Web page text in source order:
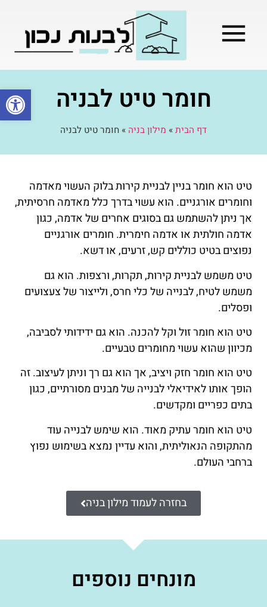
פתח חומר טיט לבניה
דף הבית» מילון בניה » חומר טיט לבניה
טיט הוא חומר בניין לבניית קירות בלוק העשוי מאדמה
וחומרים אורגניים. הוא עשוי בדרך כלל מאדמה חרסיתית,
אך ניתן להשתמש גם בסוגים אחרים של אדמה, כגון
אדמה חולתית או אדמה חימרית. חומרים אורגניים
נפוצים בטיט כוללים קש, זרעים, או דשא.
טיט משמש לבניית קירות, תקרות, ורצפות. הוא גם
משמש לטיח, לבנייה של כלי חרס, ולייצור של צעצועים
ופסלים.
טיט הוא חומר זול וקל להכנה. הוא גם ידידותי לסביבה,
מכיוון שהוא עשוי מחומרים טבעיים.
טיט הוא חומר חזק ויציב, אך הוא גם רך וניתן לעיצוב. זה
הופך אותו לאידיאלי לבנייה של מבנים מסורתיים, כגון
בתים כפריים ומקדשים.
טיט הוא חומר עתיק מאוד. הוא שימש לבנייה עוד
מהתקופה הנאוליתית, והוא עדיין נמצא בשימוש נפוץ
ברחבי העולם.
בחזרה לעמוד מילון בניה
מונחים נוספים